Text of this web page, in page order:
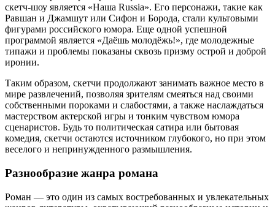
скетч-шоу является «Наша Russia». Его персонажи, такие как
Равшан и Джамшут или Сифон и Борода, стали культовыми
фигурами российского юмора. Еще одной успешной
программой является «Даёшь молодёжь!», где молодежные
типажи и проблемы показаны сквозь призму острой и доброй
иронии.
Таким образом, скетчи продолжают занимать важное место в
мире развлечений, позволяя зрителям смеяться над своими
собственными пороками и слабостями, а также наслаждаться
мастерством актерской игры и тонким чувством юмора
сценаристов. Будь то политическая сатира или бытовая
комедия, скетчи остаются источником глубокого, но при этом
веселого и непринужденного размышления.
Разнообразие жанра романа
Роман — это один из самых востребованных и увлекательных